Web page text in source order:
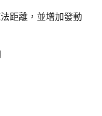
距離，並增加發動